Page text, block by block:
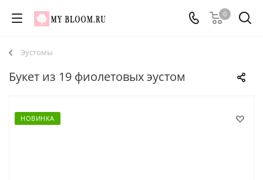
0
Эустомы
Букет из 19 фиолетовых эустом
НОВИНКА